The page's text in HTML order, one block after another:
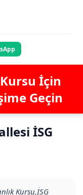
İçin
Geçin
İSG
Kursu,İSG